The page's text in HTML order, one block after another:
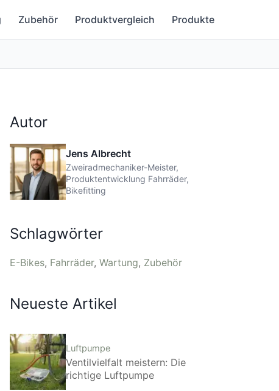
Zubehör Produktvergleich Produkte
Autor
Jens Albrecht
Zweiradmechaniker-Meister,
Produktentwicklung Fahrräder,
Bikefitting
Schlagwörter
E-Bikes Fahrräder Wartung Zubehör
Neueste Artikel
Luftpumpe
Ventilvielfalt meistern: Die
richtige Luftpumpe